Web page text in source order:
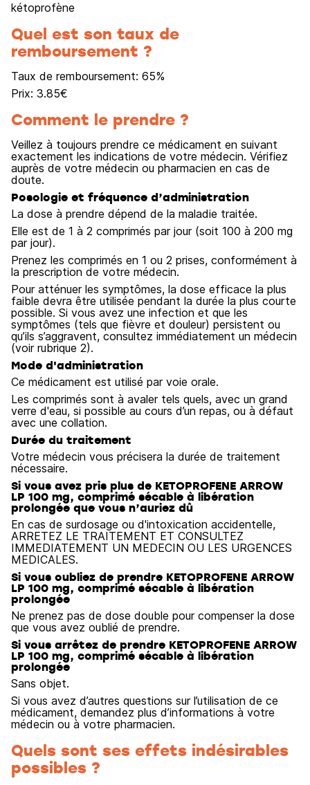
kétoprofène
Quel est son taux de
remboursement ?
Taux de remboursement: 65%
Prix: 3.85€
Comment le prendre ?
Veillez à toujours prendre ce médicament en suivant
exactement les indications de votre médecin. Vérifiez
auprès de votre médecin ou pharmacien en cas de
doute.
Posologie et fréquence d’administration
La dose à prendre dépend de la maladie traitée.
Elle est de 1 à 2 comprimés par jour (soit 100 à 200 mg
par jour).
Prenez les comprimés en 1 ou 2 prises, conformément à
la prescription de votre médecin.
Pour atténuer les symptômes, la dose efficace la plus
faible devra être utilisée pendant la durée la plus courte
possible. Si vous avez une infection et que les
symptômes (tels que fièvre et douleur) persistent ou
qu’ils s’aggravent, consultez immédiatement un médecin
(voir rubrique 2).
Mode d'administration
Ce médicament est utilisé par voie orale.
Les comprimés sont à avaler tels quels, avec un grand
verre d'eau, si possible au cours d’un repas, ou à défaut
avec une collation.
Durée du traitement
Votre médecin vous précisera la durée de traitement
nécessaire.
Si vous avez pris plus de KETOPROFENE ARROW
LP 100 mg, comprimé sécable à libération
prolongée que vous n’auriez dû
En cas de surdosage ou d'intoxication accidentelle,
ARRETEZ LE TRAITEMENT ET CONSULTEZ
IMMEDIATEMENT UN MEDECIN OU LES URGENCES
MEDICALES.
Si vous oubliez de prendre KETOPROFENE ARROW
LP 100 mg, comprimé sécable à libération
prolongée
Ne prenez pas de dose double pour compenser la dose
que vous avez oublié de prendre.
Si vous arrêtez de prendre KETOPROFENE ARROW
LP 100 mg, comprimé sécable à libération
prolongée
Sans objet.
Si vous avez d’autres questions sur l’utilisation de ce
médicament, demandez plus d’informations à votre
médecin ou à votre pharmacien.
Quels sont ses effets indésirables
possibles ?